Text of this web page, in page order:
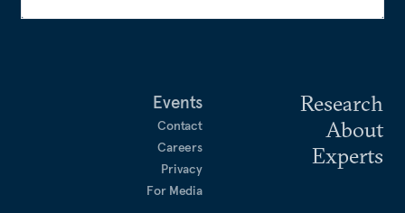
Research
About
Experts
Events
Contact
Careers
Privacy
For Media